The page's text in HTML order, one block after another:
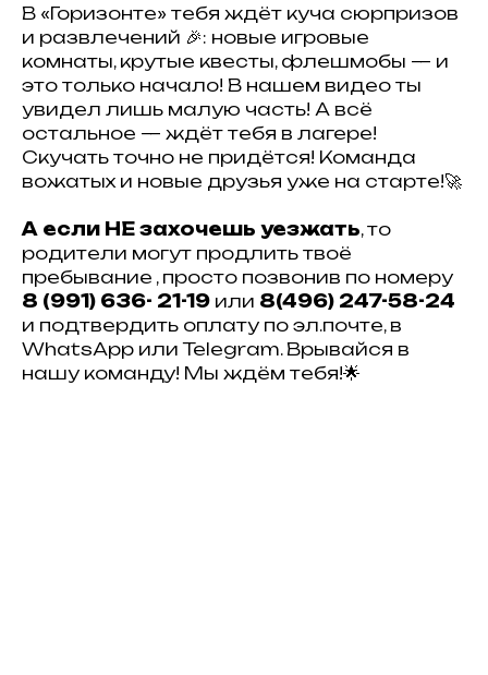
В «Горизонте» тебя ждёт куча сюрпризов
и развлечений 🎉: новые игровые
комнаты, крутые квесты, флешмобы — и
это только начало! В нашем видео ты
увидел лишь малую часть! А всё
остальное — ждёт тебя в лагере!
Скучать точно не придётся! Команда
вожатых и новые друзья уже на старте!🚀
А если НЕ захочешь уезжать, то
родители могут продлить твоё
пребывание , просто позвонив по номеру
8 (991) 636- 21-19 или 8(496) 247-58-24
и подтвердить оплату по эл.почте, в
WhatsApp или Telegram. Врывайся в
нашу команду! Мы ждём тебя!🌟